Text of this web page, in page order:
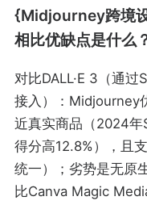
{Midjourney跨境
相比优缺点是什么
对比DALL·E 3（通
接入）：Midjourney
近真实商品（2024
得分高12.8%），且
统一）；劣势是无原
比Canva Magic